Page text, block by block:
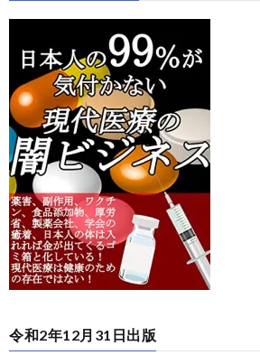
令和2年12月31日出版